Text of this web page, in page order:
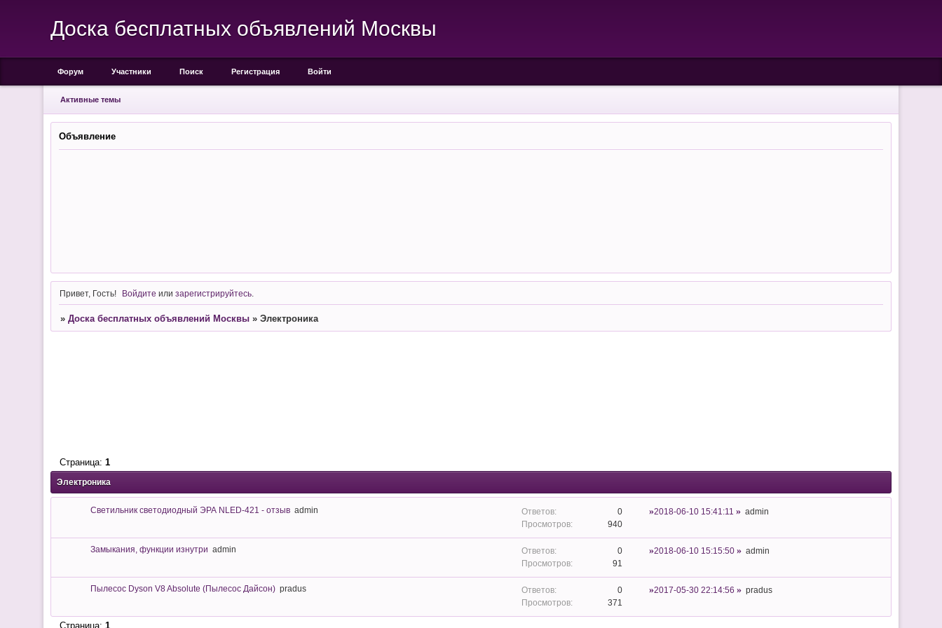
Доска бесплатных объявлений Москвы
Форум Участники Поиск Регистрация Войти
Активные темы
Объявление
Привет, Гость! Войдите илизарегистрируйтесь
» Доска бесплатных объявлений Москвы » Электроника
Электроника
Страница: 1
Светильник светодиодный ЭРА NLED-421 - отзыв admin
0
940
2018-06-10 15:41:11 admin
Замыкания, функции изнутри admin
0
91
2018-06-10 15:15:50 admin
Пылесос Dyson V8 Absolute (Пылесос Дайсон) pradus
0
371
2017-05-30 22:14:56 pradus
Страница: 1